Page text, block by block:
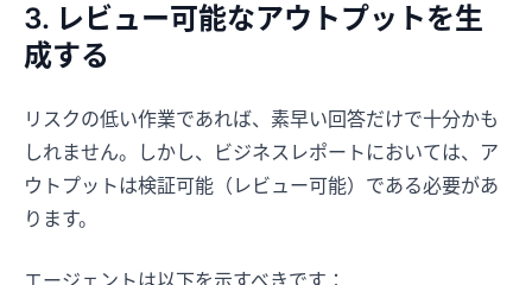
3. レビュー可能なアウトプットを生
成する
リスクの低い作業であれば、素早い回答だけで十分かも
しれません。しかし、ビジネスレポートにおいては、ア
ウトプットは検証可能（レビュー可能）である必要があ
ります。
を
ファイルをアップロードし、やりたいことを自然な
言葉で伝えるだけ。RowSpeak がデータを整理・分
無料で表を分析する